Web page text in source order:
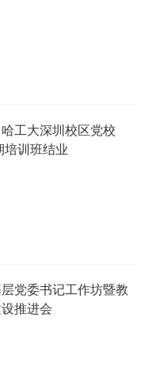
工大深圳校区党校
培训班结业
党委书记工作坊暨教
推进会